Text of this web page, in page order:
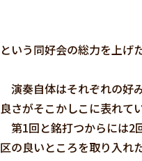
他 バ
バッ
という同好会の総力を上げ
演奏自体はそれぞれの好
良さがそこかしこに表れて
第1回と銘打つからには2
区の良いところを取り入れ